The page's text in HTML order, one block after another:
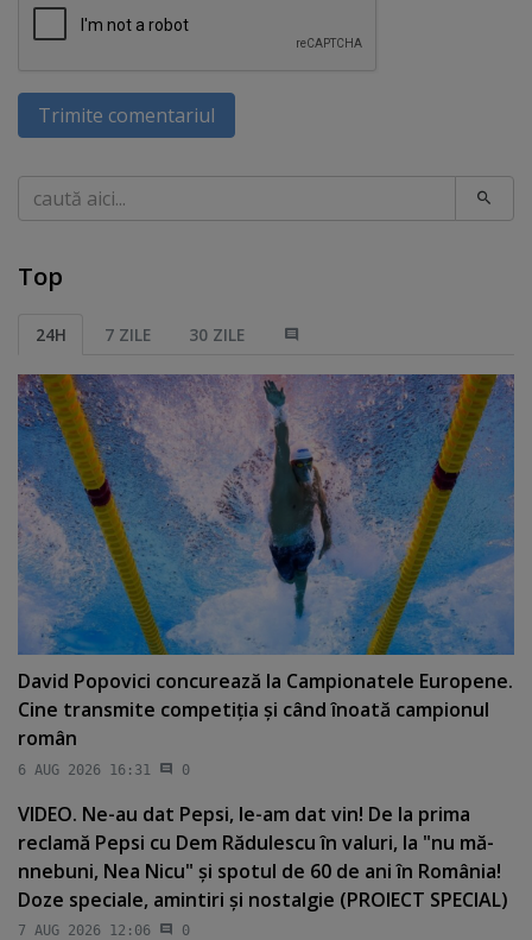
Trimite comentariul
Caută
Top
24H 7 ZILE 30 ZILE
David Popovici concurează la Campionatele Europene.
Cine transmite competiţia şi când înoată campionul
român
6 AUG 2026 16:31 0
VIDEO. Ne-au dat Pepsi, le-am dat vin! De la prima
reclamă Pepsi cu Dem Rădulescu în valuri, la "nu mă-
nnebuni, Nea Nicu" şi spotul de 60 de ani în România!
Doze speciale, amintiri şi nostalgie (PROIECT SPECIAL)
7 AUG 2026 12:06 0